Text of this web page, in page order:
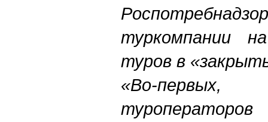
туркомпании
туров в
«Во-первых,